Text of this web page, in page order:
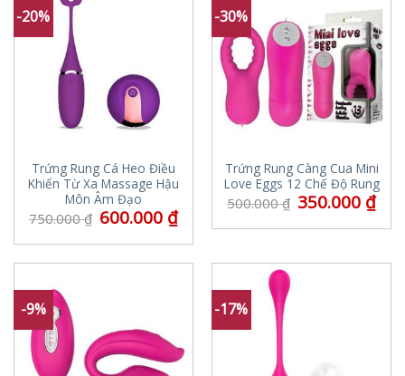
-20%
Trứng Rung Cá Heo Điều
Khiển Từ Xa Massage Hậu
Môn Âm Đạo
750.000₫ 600.000 ₫
-30%
Trứng Rung Càng Cua Mini
Love Eggs 12 Chế Độ Rung
500.000₫ 350.000 ₫
-9% -17%